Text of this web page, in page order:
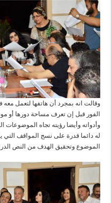
وقالت انه بمجرد أن هاتفها لتعمل
الفور قبل إن تعرف مساحة دورها أو
وأدواته وأيضا رؤيته تجاه الموضوعات
له دائما قدرة على نسج المواقف التي
الموضوع وتحقيق الهدف من النص